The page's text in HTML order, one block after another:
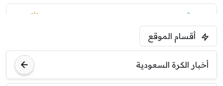
ليفربول
أقسام الموقع
أخبار الكرة السعودية